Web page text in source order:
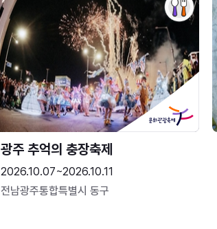
광주 추억의 충장축제
2026.10.07~2026.10.11
전남광주통합특별시 동구